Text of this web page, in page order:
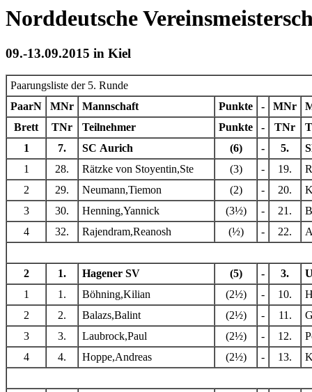
Norddeutsche
09.-13.09.2015 in Kiel
Paarungsliste der 5. Runde
PaarN
MNr Mannschaft Punkte - MNr
Brett
TNr Teilnehmer Punkte - TNr
1
7. SC Aurich (6) - 5.
1
28. Rätzke von Stoyentin,Ste (3) - 19.
2
29. Neumann,Tiemon (2) - 20.
3
30. Henning,Yannick (3½) - 21.
4
32. Rajendram,Reanosh (½) - 22.
2 1. Hagener SV (5) - 3.
1
1. Böhning,Kilian (2½) - 10.
2
2. Balazs,Balint (2½) - 11.
3
3. Laubrock,Paul (2½) - 12.
4
4. Hoppe,Andreas (2½) - 13.